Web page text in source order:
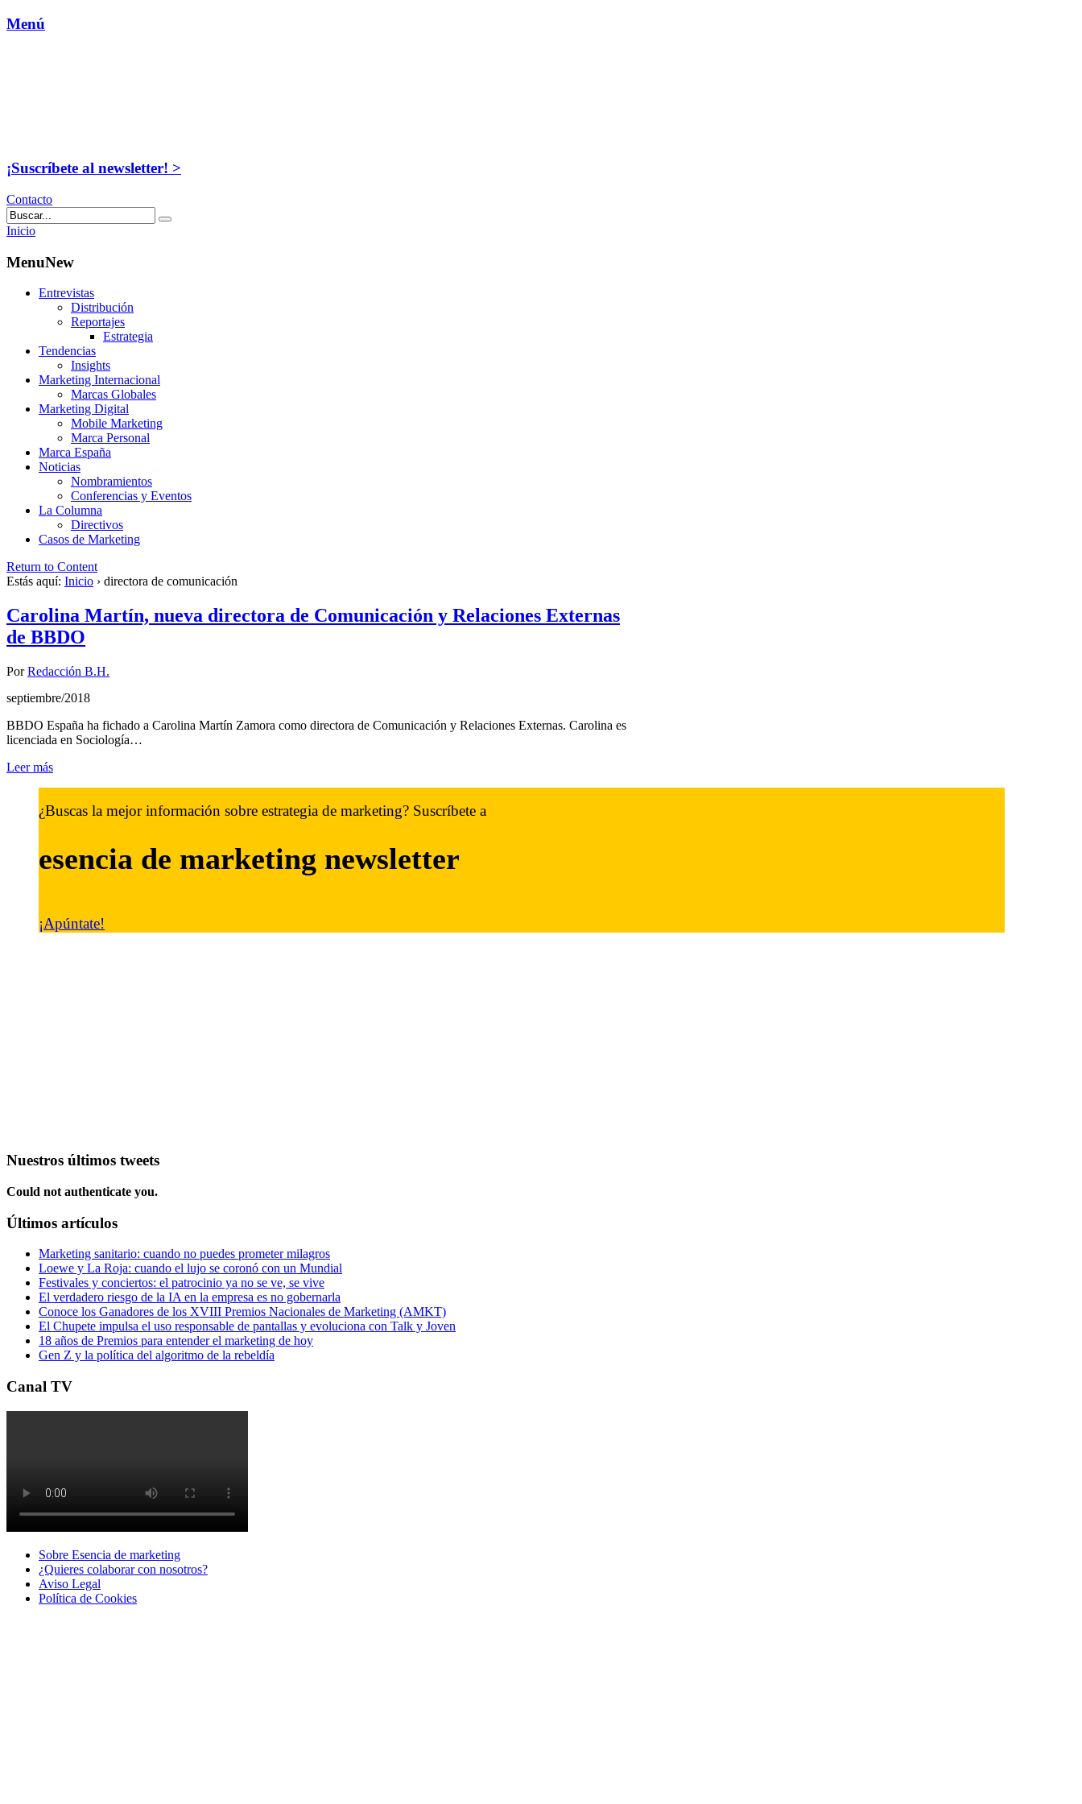
Menú
¡Suscríbete al newsletter! >
Contacto
Inicio
MenuNew
Entrevistas
Distribución
Reportajes
Estrategia
Tendencias
Insights
Marketing Internacional
Marcas Globales
Marketing Digital
Mobile Marketing
Marca Personal
Marca España
Noticias
Nombramientos
Conferencias y Eventos
La Columna
Directivos
Casos de Marketing
Return to Content
Estás aquí: Inicio › directora de comunicación
Carolina Martín, nueva directora de Comunicación y Relaciones Externas
de BBDO
PorRedacción B.H.
septiembre/2018
BBDO España ha fichado a Carolina Martín Zamora como directora de Comunicación y Relaciones Externas. Carolina es
licenciada en Sociología…
Leer más
¿Buscas la mejor información sobre estrategia de marketing? Suscríbete a
esencia de marketing newsletter
¡Apúntate!
Nuestros últimos tweets
Could not authenticate you.
Últimos artículos
Marketing sanitario: cuando no puedes prometer milagros
Loewe y La Roja: cuando el lujo se coronó con un Mundial
Festivales y conciertos: el patrocinio ya no se ve, se vive
El verdadero riesgo de la IA en la empresa es no gobernarla
Conoce los Ganadores de los XVIII Premios Nacionales de Marketing (AMKT)
El Chupete impulsa el uso responsable de pantallas y evoluciona con Talk y Joven
18 años de Premios para entender el marketing de hoy
Gen Z y la política del algoritmo de la rebeldía
Canal TV
Sobre Esencia de marketing
¿Quieres colaborar con nosotros?
Aviso Legal
Polí­tica de Cookies